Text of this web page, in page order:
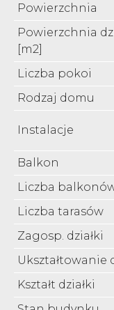
Powierzchnia
Powierzchnia
[m2]
Liczba pokoi
Rodzaj domu
Instalacje
Balkon
Liczba
Liczba tarasów
Zagosp. działki
Ukształtowanie
Kształt działki